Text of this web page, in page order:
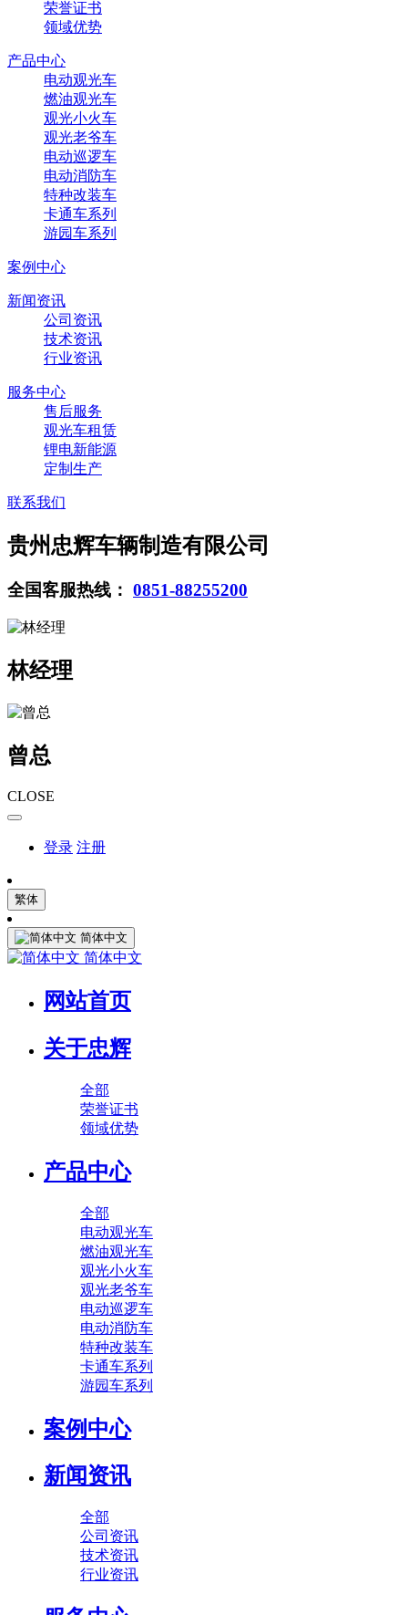
荣誉证书
领域优势
产品中心
电动观光车
燃油观光车
观光小火车
观光老爷车
电动巡逻车
电动消防车
特种改装车
卡通车系列
游园车系列
案例中心
新闻资讯
公司资讯
技术资讯
行业资讯
服务中心
售后服务
观光车租赁
锂电新能源
定制生产
联系我们
贵州忠辉车辆制造有限公司
全国客服热线： 0851-88255200
林经理
曾总
CLOSE
登录 注册
繁体
简体中文
简体中文
网站首页
关于忠辉
全部
荣誉证书
领域优势
产品中心
全部
电动观光车
燃油观光车
观光小火车
观光老爷车
电动巡逻车
电动消防车
特种改装车
卡通车系列
游园车系列
案例中心
新闻资讯
全部
公司资讯
技术资讯
行业资讯